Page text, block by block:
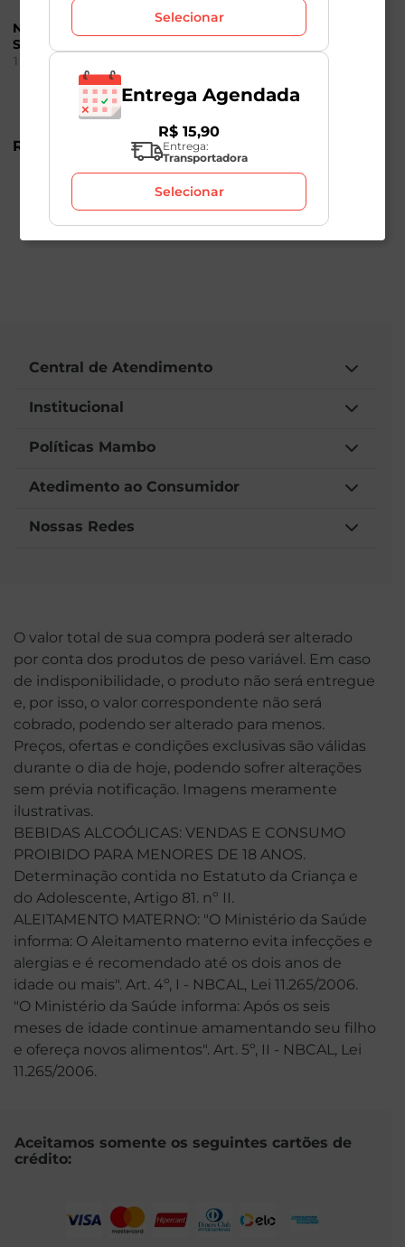
Néctar de Manga
Sufresh 1 Litro
1 Unidade
R$
Néctar de Uva Sufresh
R$
Central de Atendimento
Institucional
Políticas Mambo
Atedimento ao Consumidor
Nossas Redes
O valor total de sua compra poderá ser alterado
por conta dos produtos de peso variável. Em caso
de indisponibilidade, o produto não será entregue
e, por isso, o valor correspondente não será
cobrado, podendo ser alterado para menos.
Preços, ofertas e condições exclusivas são válidas
durante o dia de hoje, podendo sofrer alterações
sem prévia notificação. Imagens meramente
ilustrativas.
BEBIDAS ALCOÓLICAS: VENDAS E CONSUMO
PROIBIDO PARA MENORES DE 18 ANOS.
Determinação contida no Estatuto da Criança e
do Adolescente, Artigo 81. nº II.
ALEITAMENTO MATERNO: "O Ministério da Saúde
informa: O Aleitamento materno evita infecções e
alergias e é recomendado até os dois anos de
idade ou mais". Art. 4º, I - NBCAL, Lei 11.265/2006.
"O Ministério da Saúde informa: Após os seis
meses de idade continue amamentando seu filho
e ofereça novos alimentos". Art. 5º, II - NBCAL, Lei
11.265/2006.
Aceitamos somente os seguintes cartões de
crédito:
Selecionar
Entrega Agendada
R$ 15,90
Entrega:
Transportadora
Selecionar